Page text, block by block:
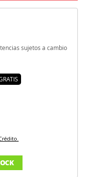
sujetos a cambio